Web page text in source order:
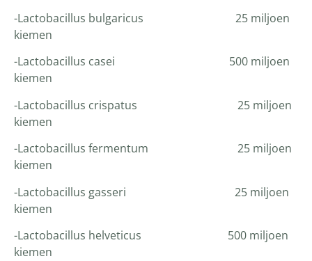
-Lactobacillus bulgaricus 25 miljoen
kiemen
-Lactobacillus casei 500 miljoen
kiemen
-Lactobacillus crispatus 25 miljoen
kiemen
-Lactobacillus fermentum 25 miljoen
kiemen
-Lactobacillus gasseri 25 miljoen
kiemen
-Lactobacillus helveticus 500 miljoen
kiemen